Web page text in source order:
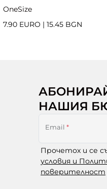
OneSize
7.90 EURO | 15.45 BGN
НАШИЯ
Email *
Прочетох и се
условия и
поверителност